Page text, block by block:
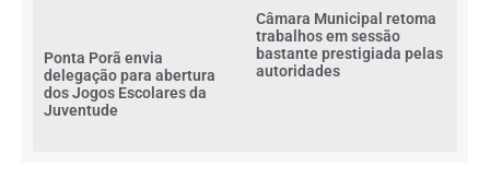
Ponta Porã envia
delegação para abertura
dos Jogos Escolares da
Juventude
Câmara Municipal retoma
trabalhos em sessão
bastante prestigiada pelas
autoridades